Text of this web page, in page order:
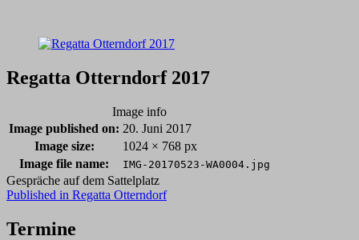
Regatta Otterndorf 2017
Image info
Image published on: 20. Juni 2017
Image size:
1024 × 768 px
Image file name:
IMG-20170523-WA0004.jpg
Gespräche auf dem Sattelplatz
Post
navigation
Published in Regatta Otterndorf
Termine